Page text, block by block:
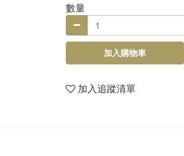
數量
加入購物車
加入追蹤清單